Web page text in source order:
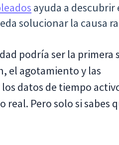
ayuda a descubrir
solucionar la causa
podría ser la primera
el agotamiento y las
datos de tiempo
Pero solo si sabes